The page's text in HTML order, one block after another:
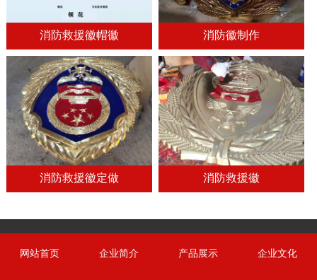
消防救援徽帽徽 消防徽制作
消防救援徽定做 消防救援徽
网站首页 企业简介 产品展示 企业文化